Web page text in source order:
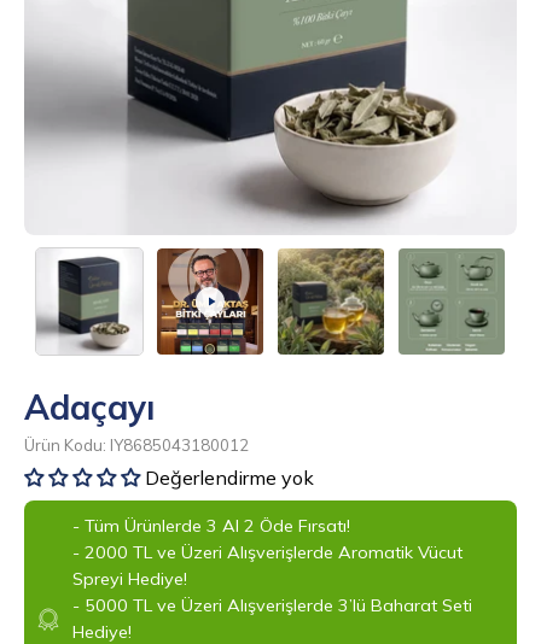
Adaçayı
Ürün Kodu: IY8685043180012
Değerlendirme yok
- Tüm Ürünlerde 3 Al 2 Öde Fırsatı!
- 2000 TL ve Üzeri Alışverişlerde Aromatik Vücut
Spreyi Hediye!
- 5000 TL ve Üzeri Alışverişlerde 3’lü Baharat Seti
Hediye!